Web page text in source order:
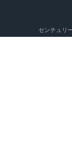
センチュリ